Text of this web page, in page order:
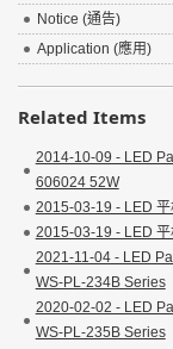
Notice (通告)
Application (應用)
Related Items
2014-10-09 - LED
606024 52W
2015-03-19 - LED 平
2015-03-19 - LED 平
2021-11-04 - LED
WS-PL-234B Series
2020-02-02 - LED
WS-PL-235B Series